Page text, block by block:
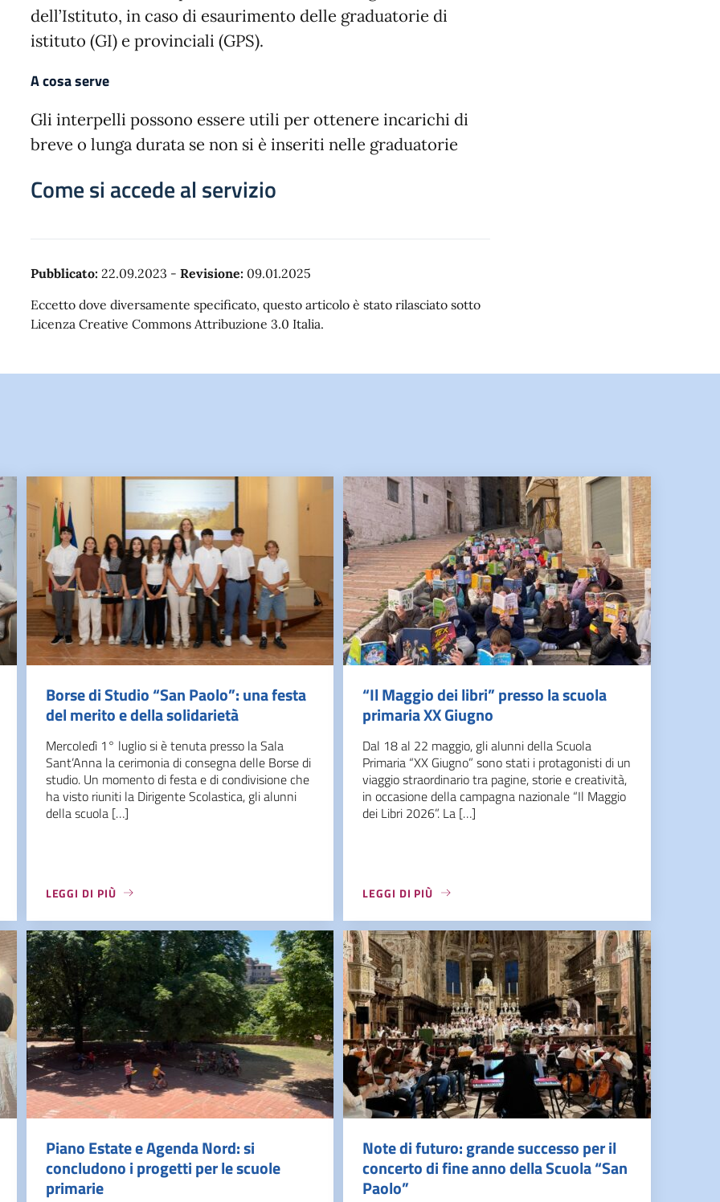
dell’Istituto, in caso di esaurimento delle graduatorie di
istituto (GI) e provinciali (GPS).
A cosa serve
Gli interpelli possono essere utili per ottenere incarichi di
breve o lunga durata se non si è inseriti nelle graduatorie
Come si accede al servizio
Pubblicato: 22.09.2023 - Revisione: 09.01.2025
Eccetto dove diversamente specificato, questo articolo è stato rilasciato sotto
Licenza Creative Commons Attribuzione 3.0 Italia.
Borse di Studio “San Paolo”: una festa
del merito e della solidarietà
Mercoledì 1° luglio si è tenuta presso la Sala
Sant’Anna la cerimonia di consegna delle Borse di
studio. Un momento di festa e di condivisione che
ha visto riuniti la Dirigente Scolastica, gli alunni
della scuola […]
LEGGI DI PIÙ
“Il Maggio dei libri” presso la scuola
primaria XX Giugno
Dal 18 al 22 maggio, gli alunni della Scuola
Primaria “XX Giugno” sono stati i protagonisti di un
viaggio straordinario tra pagine, storie e creatività,
in occasione della campagna nazionale “Il Maggio
dei Libri 2026”. La […]
LEGGI DI PIÙ
Piano Estate e Agenda Nord: si
concludono i progetti per le scuole
primarie
Note di futuro: grande successo per il
concerto di fine anno della Scuola “San
Paolo”